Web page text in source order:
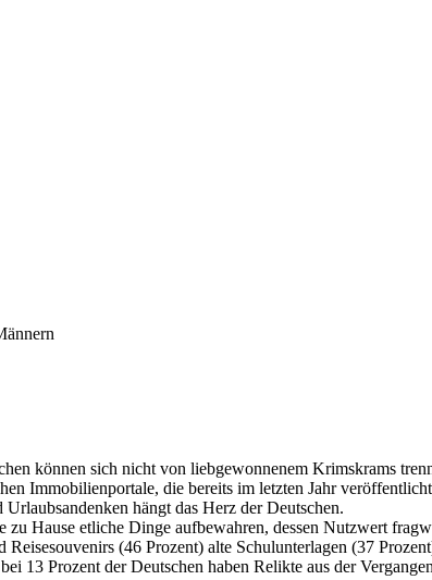
können sich nicht von liebgewonnenem Krimskrams
Immobilienportale, die bereits im letzten Jahr
hängt das Herz der Deutschen.
zu Hause etliche Dinge aufbewahren, dessen Nutzwert
(46 Prozent) alte Schulunterlagen (37
13 Prozent der Deutschen haben Relikte aus der